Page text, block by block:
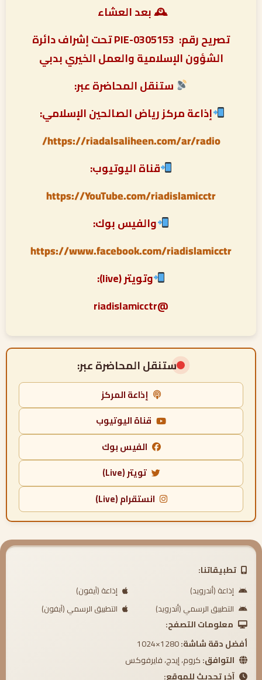
🕰 بعد العشاء
تصريح رقم:
PIE-0305153 تحت إشراف دائرة
الشؤون الإسلامية والعمل الخيري بدبي
ستنقل المحاضرة عبر:
إذاعة مركز رياض الصالحين الإسلامي:
https://riadalsaliheen.com/ar/radio/
قناة اليوتيوب:
https://YouTube.com/riadislamicctr
والفيس بوك:
https://www.facebook.com/riadislamicctr
وتويتر (live):
@riadislamicctr
ستنقل المحاضرة عبر:
إذاعة المركز
قناة اليوتيوب
الفيس بوك
تويتر (Live)
انستقرام (Live)
تطبيقاتنا:
إذاعة (أندرويد)
إذاعة (آيفون)
التطبيق الرسمي (أندرويد)
التطبيق الرسمي (آيفون)
معلومات التصفح:
أفضل دقة شاشة:
التوافق:كروم، إيدج، فايرفوكس
آخر تحديث للموقع: